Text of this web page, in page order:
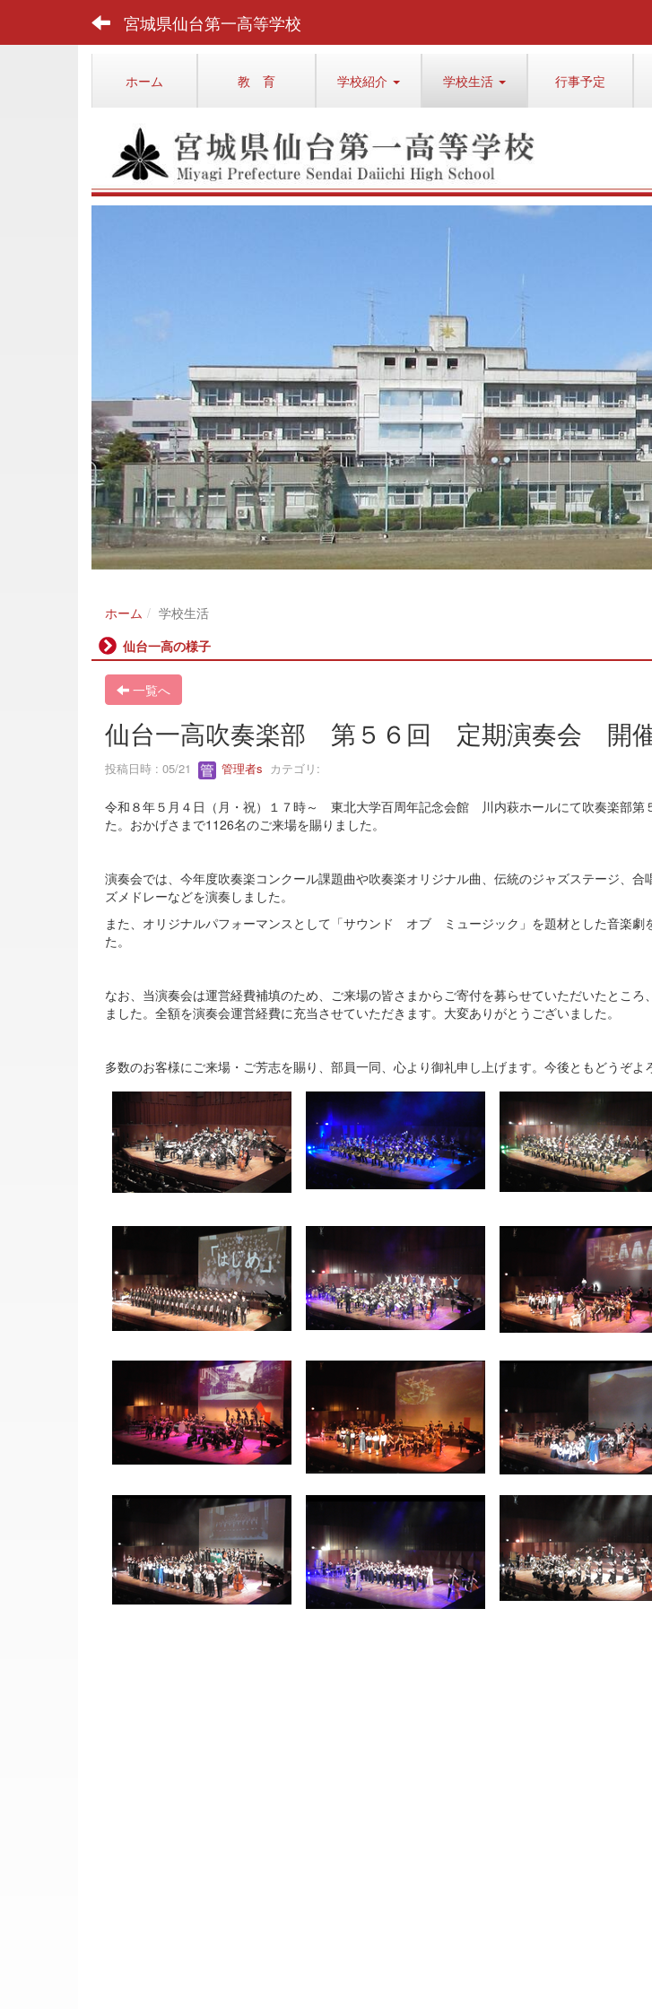
宮城県仙台第一高等学校
ホーム 教 育 学校紹介 学校生活 行事予定
ホーム
学校生活
仙台一高の様子
一覧へ
仙台一高吹奏楽部 第５６回 定期演奏会 開
投稿日時 : 05/21 管理者s カテゴリ:
令和８年５月４日（月・祝）１７時～ 東北大学百周年記念会館 川内萩ホールにて吹奏楽部第
た。おかげさまで1126名のご来場を賜りました。
演奏会では、今年度吹奏楽コンクール課題曲や吹奏楽オリジナル曲、伝統のジャズステージ、合
ズメドレーなどを演奏しました。
また、オリジナルパフォーマンスとして「サウンド オブ ミュージック」を題材とした音楽劇
た。
なお、当演奏会は運営経費補填のため、ご来場の皆さまからご寄付を募らせていただいたところ
ました。全額を演奏会運営経費に充当させていただきます。大変ありがとうございました。
多数のお客様にご来場・ご芳志を賜り、部員一同、心より御礼申し上げます。今後ともどうぞよ